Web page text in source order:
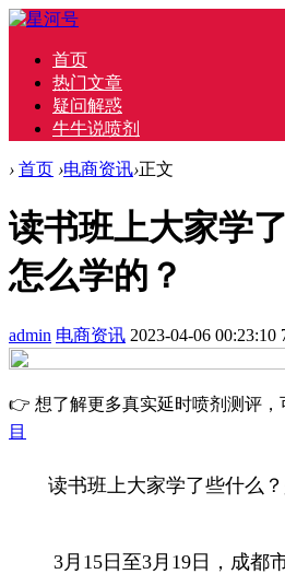
首页
热门文章
疑问解惑
牛牛说喷剂
› 首页 ›电商资讯›正文
读书班上大家学
怎么学的？
admin 电商资讯 2023-04-06 00:23:10
👉 想了解更多真实延时喷剂测评，
目
读书班上大家学了些什么？
3月15日至3月19日，成都